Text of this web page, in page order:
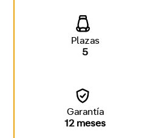
Plazas
5
Garantía
12 meses